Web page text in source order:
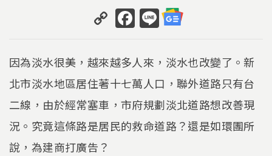
C
o
p
y
Li
n
k
F
a
c
e
b
o
o
Li
n
e
因為淡水很美，越來越多人來，淡水也改變了。新
北市淡水地區居住著十七萬人口，聯外道路只有台
二線，由於經常塞車，市府規劃淡北道路想改善現
況。究竟這條路是居民的救命道路？還是如環團所
說，為建商打廣告？